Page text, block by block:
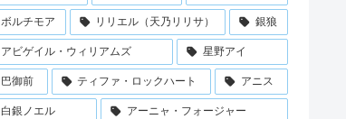
ボルチモア リリエル（天乃リリサ） 銀狼
アビゲイル・ウィリアムズ 星野アイ
巴御前 ティファ・ロックハート アニス
白銀ノエル アーニャ・フォージャー